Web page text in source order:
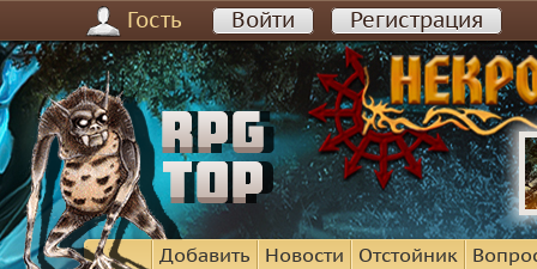
Гость Войти Регистрация
Добавить Новости Отстойник